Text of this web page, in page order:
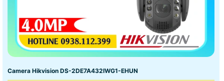
Camera Hikvision DS-2DE7A432IWG1-EHUN